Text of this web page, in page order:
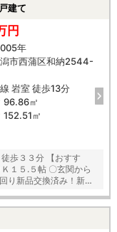
建て
円
年
市西蒲区和納2544-
線 岩室 徒歩13分
96.86㎡
152.51㎡